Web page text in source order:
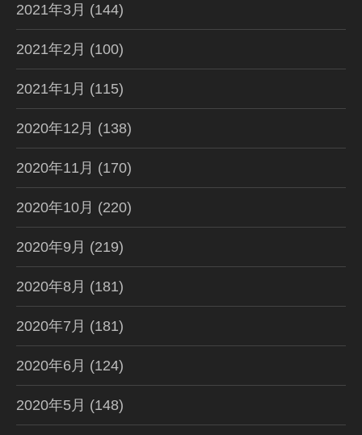
2021年3月 (144)
2021年2月 (100)
2021年1月 (115)
2020年12月 (138)
2020年11月 (170)
2020年10月 (220)
2020年9月 (219)
2020年8月 (181)
2020年7月 (181)
2020年6月 (124)
2020年5月 (148)